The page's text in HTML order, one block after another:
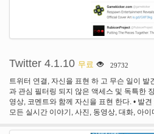
Twitter 4.1.10 무료 29732
트위터 연결, 자신을 표현 하 고 무슨 일이 발
과 관심 필터링 되지 않은 액세스 및 독특한
영상, 코멘트와 함께 자신을 표현 한다. • 발
모든 실시간 이야기, 사진, 동영상, 대화, 아